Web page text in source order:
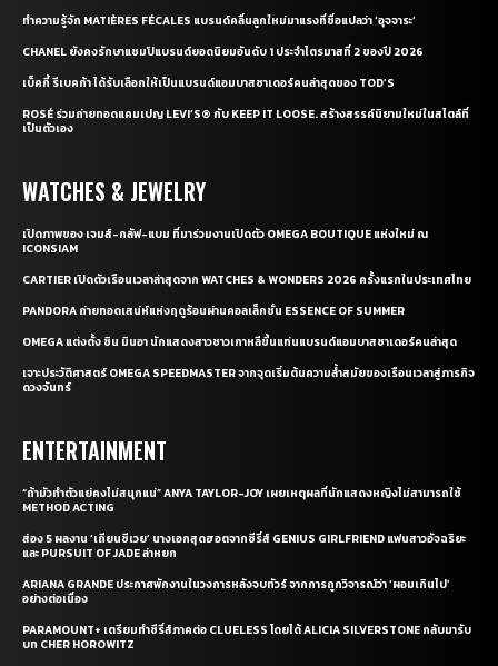
ทำความรู้จัก MATIÈRES FÉCALES แบรนด์คลื่นลูกใหม่มาแรงที่ชื่อแปลว่า ‘อุจจาระ’
CHANEL ยังคงรักษาแชมป์แบรนด์ยอดนิยมอันดับ 1 ประจำไตรมาสที่ 2 ของปี 2026
เบ็คกี้ รีเบคก้า ได้รับเลือกให้เป็นแบรนด์แอมบาสซาเดอร์คนล่าสุดของ TOD’S
ROSÉ ร่วมถ่ายทอดแคมเปญ LEVI’S® กับ KEEP IT LOOSE. สร้างสรรค์นิยามใหม่ในสไตล์ที่
เป็นตัวเอง
WATCHES & JEWELRY
เปิดภาพของ เจมส์-กลัฟ-แบม ที่มาร่วมงานเปิดตัว OMEGA BOUTIQUE แห่งใหม่ ณ
ICONSIAM
CARTIER เปิดตัวเรือนเวลาล่าสุดจาก WATCHES & WONDERS 2026 ครั้งแรกในประเทศไทย
PANDORA ถ่ายทอดเสน่ห์แห่งฤดูร้อนผ่านคอลเล็กชั่น ESSENCE OF SUMMER
OMEGA แต่งตั้ง ชิน มินอา นักแสดงสาวชาวเกาหลีขึ้นแท่นแบรนด์แอมบาสซาเดอร์คนล่าสุด
เจาะประวัติศาสตร์ OMEGA SPEEDMASTER จากจุดเริ่มต้นความล้ำสมัยของเรือนเวลาสู่ภารกิจ
ดวงจันทร์
ENTERTAINMENT
“ถ้ามัวทำตัวแย่คงไม่สนุกแน่” ANYA TAYLOR-JOY เผยเหตุผลที่นักแสดงหญิงไม่สามารถใช้
METHOD ACTING
ส่อง 5 ผลงาน ‘เถียนซีเวย’ นางเอกสุดฮอตจากซีรี่ส์ GENIUS GIRLFRIEND แฟนสาวอัจฉริยะ
และ PURSUIT OF JADE ล่าหยก
ARIANA GRANDE ประกาศพักงานในวงการหลังจบทัวร์ จากการถูกวิจารณ์ว่า ‘ผอมเกินไป’
อย่างต่อเนื่อง
PARAMOUNT+ เตรียมทำซีรี่ส์ภาคต่อ CLUELESS โดยได้ ALICIA SILVERSTONE กลับมารับ
บท CHER HOROWITZ